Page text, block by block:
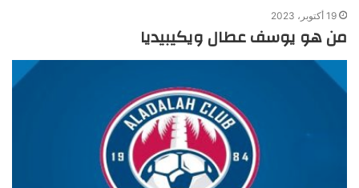
19 أكتوبر، 2023
من هو يوسف عطال ويكيبيديا